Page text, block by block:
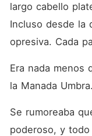
largo cabello
Incluso desde la
opresiva. Cada
Era nada menos
la Manada Umbra.
Se rumoreaba
poderoso, y